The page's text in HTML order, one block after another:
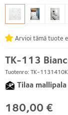
TK-113
Tuotenro: TK-1131410K
Arvioi tämä tuote
Tilaa mallipala
180,00 €